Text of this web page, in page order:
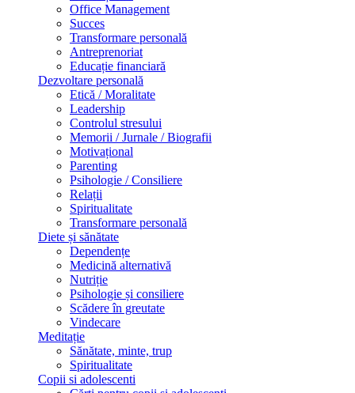
Office Management
Succes
Transformare personală
Antreprenoriat
Educație financiară
Dezvoltare personală
Etică / Moralitate
Leadership
Controlul stresului
Memorii / Jurnale / Biografii
Motivațional
Parenting
Psihologie / Consiliere
Relații
Spiritualitate
Transformare personală
Diete și sănătate
Dependențe
Medicină alternativă
Nutriție
Psihologie și consiliere
Scădere în greutate
Vindecare
Meditație
Sănătate, minte, trup
Spiritualitate
Copii si adolescenti